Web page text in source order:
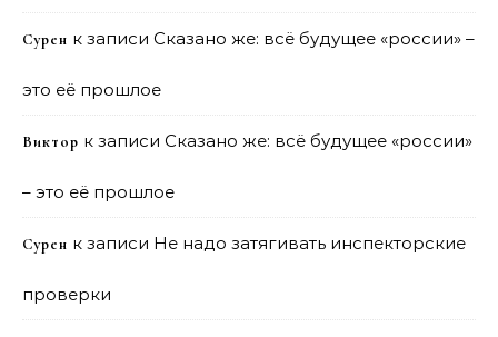
Сурен к записи Сказано же: всё будущее «россии» –
это её прошлое
Виктор к записи Сказано же: всё будущее «россии»
– это её прошлое
Сурен к записи Не надо затягивать инспекторские
проверки